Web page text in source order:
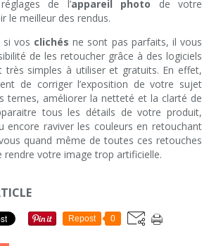
de l’appareil photo de votre
le meilleur des rendus.
si vos clichés ne sont pas parfaits, il vous
de les retoucher grâce à des logiciels
très simples à utiliser et gratuits. En effet,
de corriger l’exposition de votre sujet
ternes, améliorer la netteté et la clarté de
tous les détails de votre produit,
encore raviver les couleurs en retouchant
quand même de toutes ces retouches
rendre votre image trop artificielle.
Repost 0